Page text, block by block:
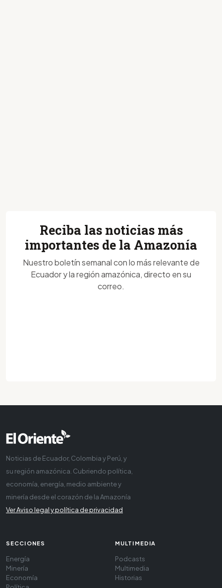
Reciba las noticias más
importantes de la Amazonía
Nuestro boletín semanal con lo más relevante de
Ecuador y la región amazónica, directo en su
correo.
Noticias de Ecuador, Colombia y Perú, y
su región amazónica. Cubriendo política,
economía, energía, medio ambiente y
minería desde el corazón de la Amazonía
Ver Aviso legal y política de privacidad
SECCIONES
Energía
Minería
Economía
MULTIMEDIA
Podcasts
Multimedia
Historias